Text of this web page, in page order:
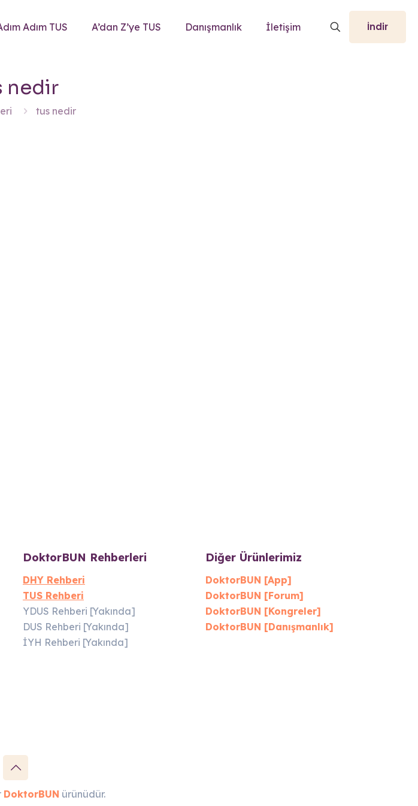
Adım TUS A’dan Z’ye TUS Danışmanlık İletişim İndir
nedir
tus nedir
DoktorBUN Rehberleri
DHY Rehberi
TUS Rehberi
YDUS Rehberi [Yakında]
DUS Rehberi [Yakında]
İYH Rehberi [Yakında]
Diğer Ürünlerimiz
DoktorBUN [App]
DoktorBUN [Forum]
DoktorBUN [Kongreler]
DoktorBUN [Danışmanlık]
DoktorBUN ürünüdür.